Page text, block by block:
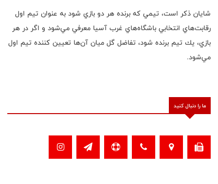
شایان ذکر است، تيمي كه برنده هر دو بازي شود به عنوان تيم اول
رقابت‌هاي انتخابي باشگاه‌هاي غرب آسيا معرفي مي‌شود و اگر در هر
بازي، يك تيم برنده شود، تفاضل گل ميان آن‌ها تعيين كننده تيم اول
مي‌شود.
ما را دنبال کنید